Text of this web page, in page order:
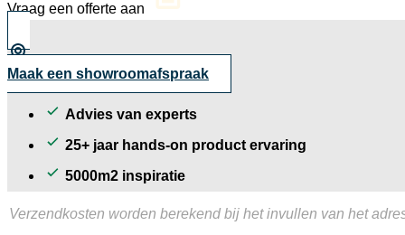
aantal
Vraag een offerte aan
Maak een showroomafspraak
Advies van experts
25+ jaar hands-on product ervaring
5000m2 inspiratie
Verzendkosten worden berekend bij het invullen van het